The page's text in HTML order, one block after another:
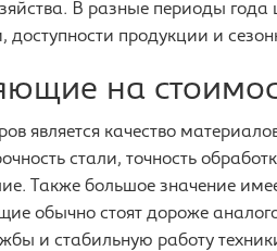
В разные периоды года
доступности продукции и
на
является качество
стали, точность
Также большое значение
обычно стоят дороже
и стабильную работу